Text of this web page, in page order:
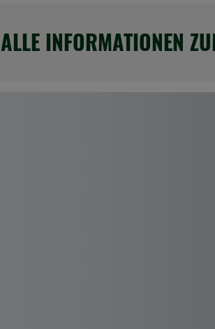
ALLE INFORMATIONEN